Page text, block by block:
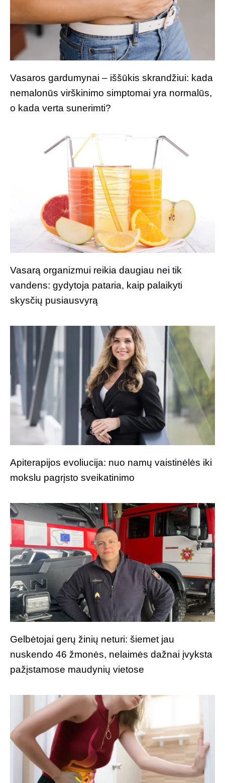
Vasaros gardumynai – iššūkis skrandžiui: kada
nemalonūs virškinimo simptomai yra normalūs,
o kada verta sunerimti?
Vasarą organizmui reikia daugiau nei tik
vandens: gydytoja pataria, kaip palaikyti
skysčių pusiausvyrą
Apiterapijos evoliucija: nuo namų vaistinėlės iki
mokslu pagrįsto sveikatinimo
Gelbėtojai gerų žinių neturi: šiemet jau
nuskendo 46 žmonės, nelaimės dažnai įvyksta
pažįstamose maudynių vietose